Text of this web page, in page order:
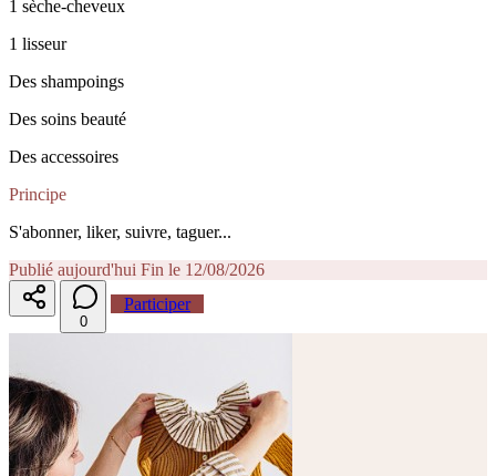
1 sèche-cheveux
1 lisseur
Des shampoings
Des soins beauté
Des accessoires
Principe
S'abonner, liker, suivre, taguer...
Publié aujourd'hui Fin le 12/08/2026
0
Participer